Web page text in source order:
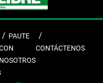
PAUTE
NOSOTROS
CONTÁCTENOS